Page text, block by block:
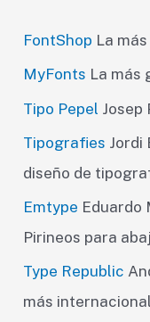
FontShop La
MyFonts La más
Tipo Pepel Josep
Tipografies Jordi
diseño de
Emtype Eduardo
Pirineos para
Type Republic
más internacional